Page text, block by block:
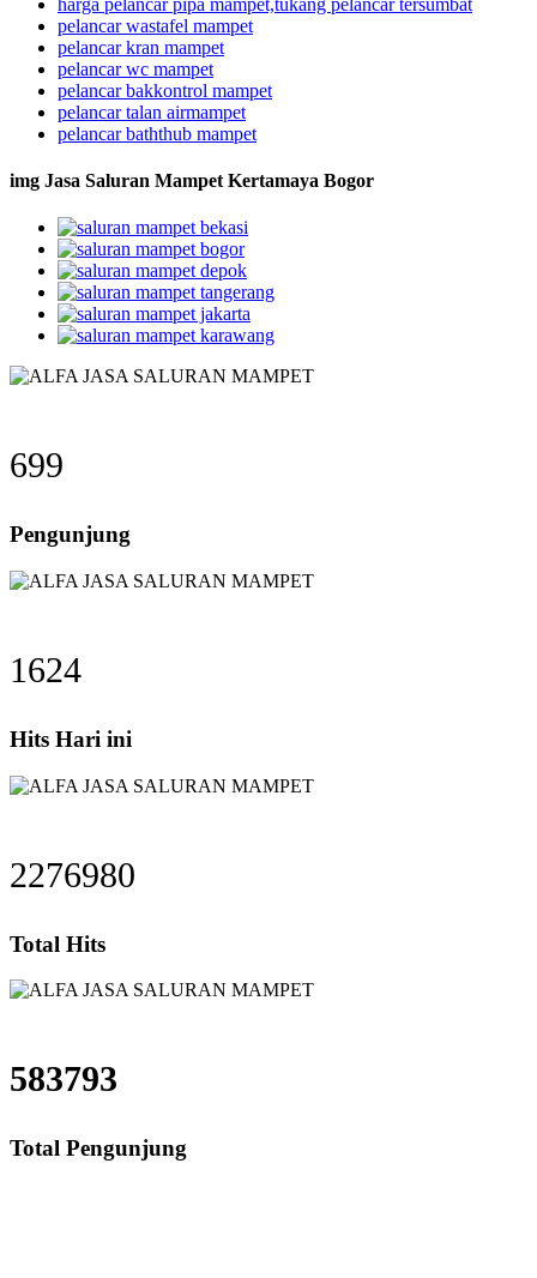
pelancar wastafel mampet
pelancar kran mampet
pelancar wc mampet
pelancar bakkontrol mampet
pelancar talan airmampet
pelancar baththub mampet
img Jasa Saluran Mampet Kertamaya Bogor
699
Pengunjung
1624
Hits Hari ini
2276980
Total Hits
583793
Total Pengunjung